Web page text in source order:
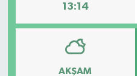
13:14
AKŞAM